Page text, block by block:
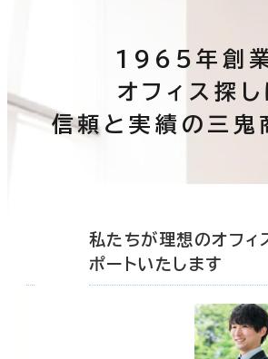
1965年創業
オフィス探し
信頼と実績の三鬼
私たちが理想のオフィ
ポートいたします